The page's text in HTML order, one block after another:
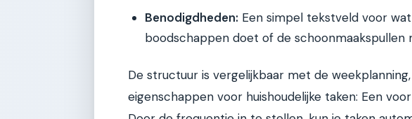
Benodigdheden: Een simpel tekstveld voor
boodschappen doet of de schoonmaakspullen
De structuur is vergelijkbaar met de
eigenschappen voor huishoudelijke taken: Een